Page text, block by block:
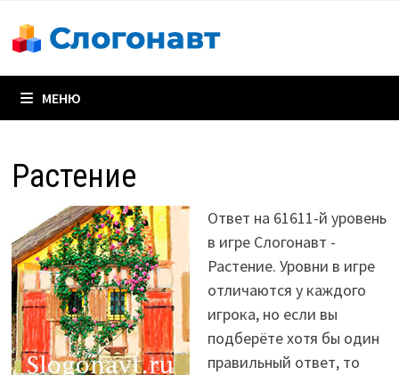
содержимому
МЕНЮ
Растение
Ответ на 61611-й уровень
в игре Слогонавт -
Растение. Уровни в игре
отличаются у каждого
игрока, но если вы
подберёте хотя бы один
правильный ответ, то